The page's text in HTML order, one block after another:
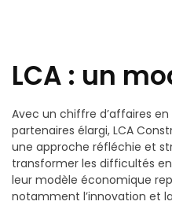
LCA : un
Avec un chiffre d’affaires
partenaires élargi, LCA
une approche réfléchie et
transformer les difficultés
leur modèle économique
notamment l’innovation et